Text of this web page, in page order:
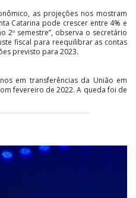
as projeções nos mostram
Catarina pode crescer entre 4% e
2º semestre”, observa o secretário
fiscal para reequilibrar as contas
previsto para 2023.
em transferências da União em
fevereiro de 2022. A queda foi de
(IPI Exportações). Esses valores
de SC.
2,8 bilhões em ICMS. A quantia